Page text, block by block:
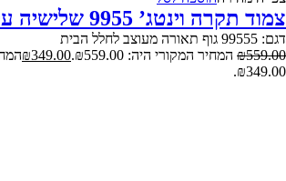
צמוד תקרה וינטג’ 9955 שלישיה על צלחת
דגם: 99555 גוף תאורה מעוצב לחלל הבית
₪559.00 המחיר המקורי היה: ₪559.00. ₪349.00
₪349.00.